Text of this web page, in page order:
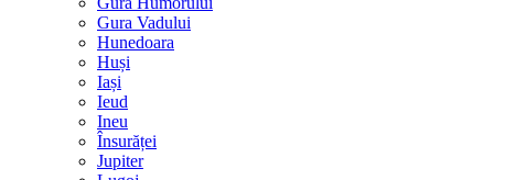
Gura Vadului
Hunedoara
Huși
Iași
Ieud
Ineu
Însurăței
Jupiter